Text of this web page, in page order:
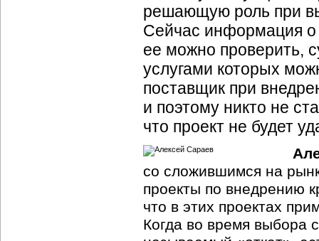
решающую роль при
Сейчас информация о
ее можно проверить,
услугами которых
поставщик при
и поэтому никто не
что проект не будет
со сложившимся на
проекты по внедрению
что в этих проектах
Когда во время выбора